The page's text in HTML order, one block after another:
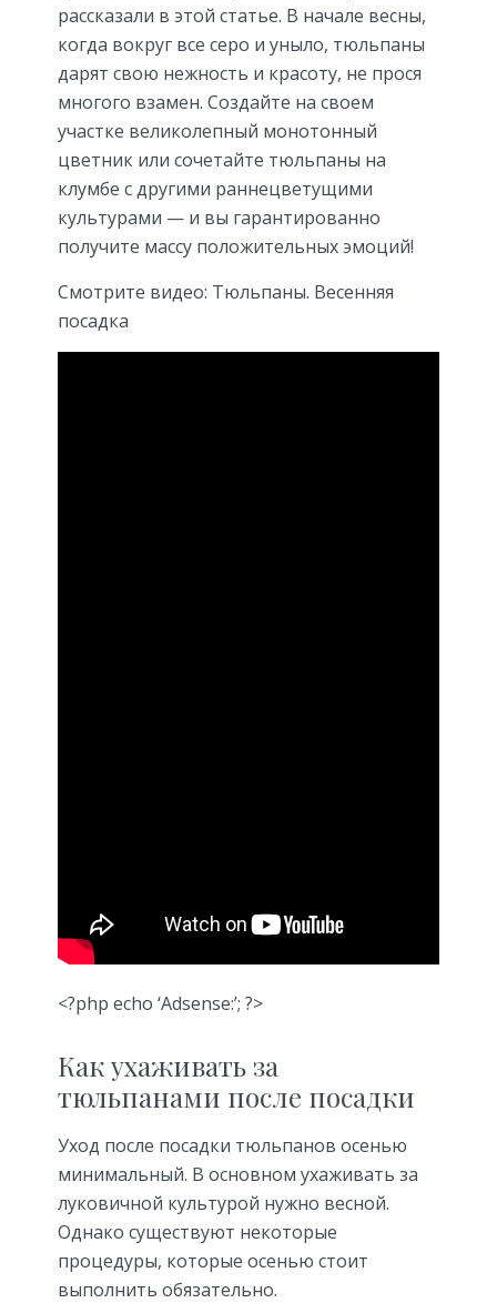
рассказали в этой статье. В начале весны,
когда вокруг все серо и уныло, тюльпаны
дарят свою нежность и красоту, не прося
многого взамен. Создайте на своем
участке великолепный монотонный
цветник или сочетайте тюльпаны на
клумбе с другими раннецветущими
культурами — и вы гарантированно
получите массу положительных эмоций!
Смотрите видео: Тюльпаны. Весенняя
посадка
<?php echo ‘Adsense:’; ?>
Как ухаживать за
тюльпанами после посадки
Уход после посадки тюльпанов осенью
минимальный. В основном ухаживать за
луковичной культурой нужно весной.
Однако существуют некоторые
процедуры, которые осенью стоит
выполнить обязательно.